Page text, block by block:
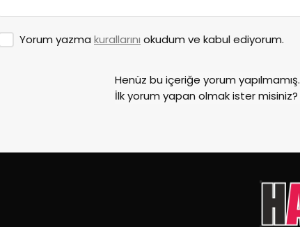
Yorum yazma kurallarını okudum ve kabul ediyorum.
Henüz bu içeriğe yorum yapılmamış.
İlk yorum yapan olmak ister misiniz?